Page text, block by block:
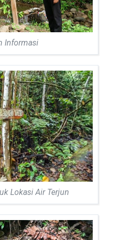
Informasi
Lokasi Air Terjun